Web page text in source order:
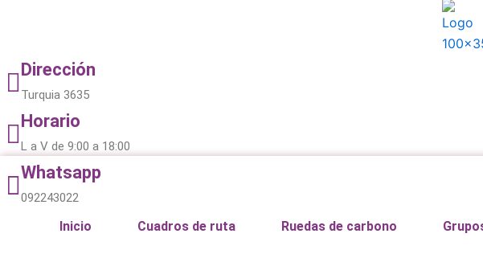
Dirección
Turquia 3635
Horario
L a V de 9:00 a 18:00
Whatsapp
092243022
Inicio Cuadros de ruta Ruedas de carbono